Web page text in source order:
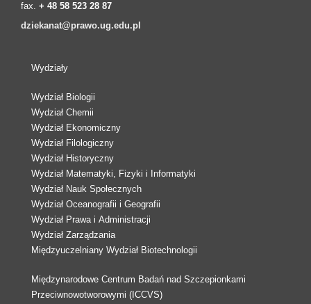
fax. + 48 58 523 28 87
dziekanat@prawo.ug.edu.pl
Wydziały
Wydział Biologii
Wydział Chemii
Wydział Ekonomiczny
Wydział Filologiczny
Wydział Historyczny
Wydział Matematyki, Fizyki i Informatyki
Wydział Nauk Społecznych
Wydział Oceanografii i Geografii
Wydział Prawa i Administracji
Wydział Zarządzania
Międzyuczelniany Wydział Biotechnologii
Międzynarodowe Centrum Badań nad Szczepionkami
Przeciwnowotworowymi (ICCVS)